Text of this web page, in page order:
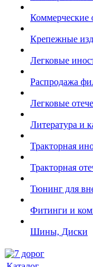
Коммерческие
Крепежные
Легковые
Распродажа
Легковые
Литература и
Тракторная
Тракторная
Тюнинг для
Фитинги и
Шины, Диски